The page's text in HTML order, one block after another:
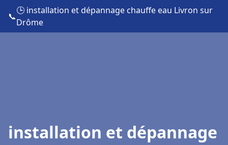
📞
🕒 installation et dépannage chauffe eau Livron sur
Drôme
installation et dépannage